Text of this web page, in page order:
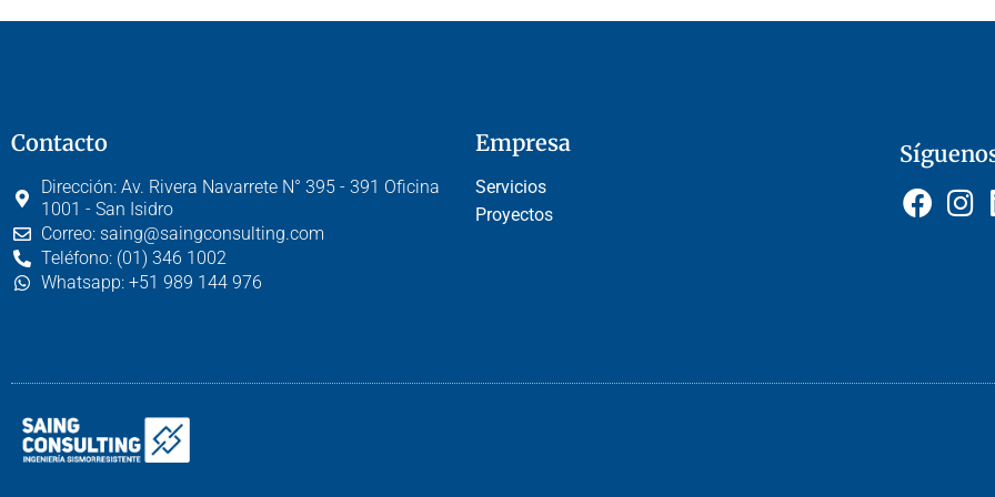
Contacto
Dirección: Av. Rivera Navarrete N° 395 - 391 Oficina
1001 - San Isidro
Correo: saing@saingconsulting.com
Teléfono: (01) 346 1002
Whatsapp: +51 989 144 976
Empresa
Servicios
Proyectos